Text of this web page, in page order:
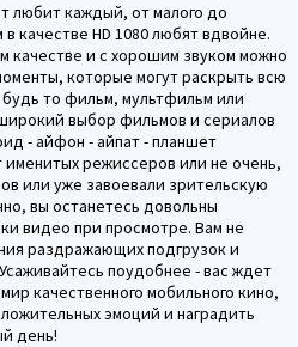
любит каждый, от малого до
качестве HD 1080 любят вдвойне.
качестве и с хорошим звуком можно
которые могут раскрыть всю
то фильм, мультфильм или
выбор фильмов и сериалов
- айфон - айпат - планшет
именитых режиссеров или не очень,
или уже завоевали зрительскую
вы останетесь довольны
видео при просмотре. Вам не
раздражающих подгрузок и
поудобнее - вас ждет
качественного мобильного кино,
эмоций и наградить
день!